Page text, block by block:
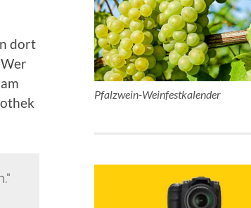
dort
Pfalzwein-Weinfestkalender